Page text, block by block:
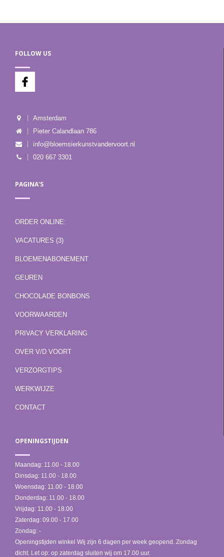
FOLLOW US
Amsterdam
Pieter Calandlaan 786
info@bloemsierkunstvandervoort.nl
020 667 3301
PAGINA'S
ORDER ONLINE:
VACATURES (3)
BLOEMENABONEMENT
GEUREN
CHOCOLADE BONBONS
VOORWAARDEN
PRIVACY VERKLARING
OVER V/D VOORT
VERZORGTIPS
WERKWIJZE
CONTACT
OPENINGSTIJDEN
Maandag: 11.00 - 18.00
Dinsdag: 11.00 - 18.00
Woensdag: 11.00 - 18.00
Donderdag: 11.00 - 18.00
Vrijdag: 11.00 - 18.00
Zaterdag: 09.00 - 17.00
Zondag: -
Openingstijden winkel Wij zijn 6 dagen per week geopend. Zondag
dicht. Let op: op zaterdag sluiten wij om 17.00 uur.